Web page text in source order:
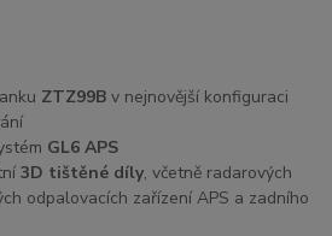
ZTZ99B v nejnovější konfiguraci
GL6 APS
3D tištěné díly, včetně radarových
odpalovacích zařízení APS a zadního